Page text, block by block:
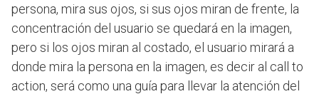
persona, mira sus ojos, si sus ojos miran de frente, la
concentración del usuario se quedará en la imagen,
pero si los ojos miran al costado, el usuario mirará a
donde mira la persona en la imagen, es decir al call to
action, será como una guía para llevar la atención del